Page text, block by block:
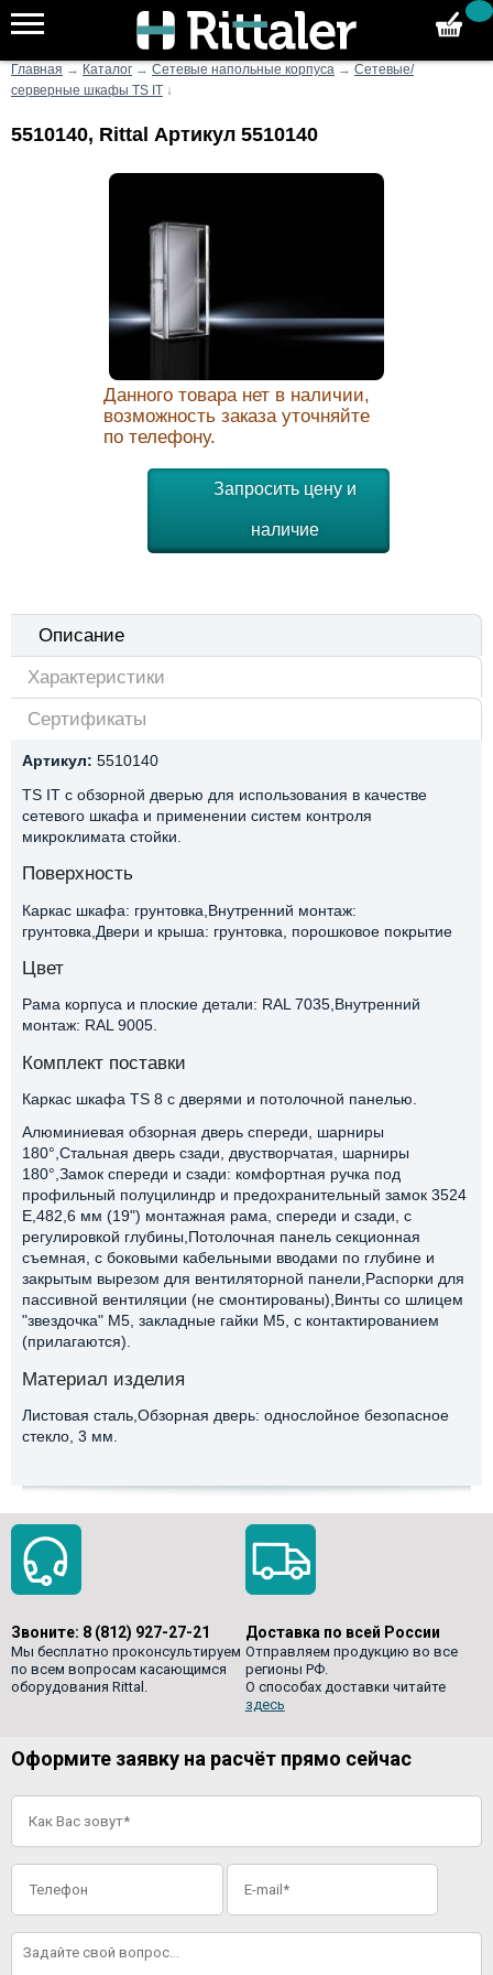
Главная → Каталог → Сетевые напольные корпуса → Сетевые/
серверные шкафы TS IT
↓
5510140, Rittal Артикул 5510140
Данного товара нет в наличии,
возможность заказа уточняйте
по телефону.
Запросить цену и
наличие
Описание
Характеристики
Сертификаты
Артикул: 5510140
TS IT с обзорной дверью для использования в качестве
сетевого шкафа и применении систем контроля
микроклимата стойки.
Поверхность
Каркас шкафа: грунтовка,Внутренний монтаж:
грунтовка,Двери и крыша: грунтовка, порошковое покрытие
Цвет
Рама корпуса и плоские детали: RAL 7035,Внутренний
монтаж: RAL 9005.
Комплект поставки
Каркас шкафа TS 8 с дверями и потолочной панелью.
Алюминиевая обзорная дверь спереди, шарниры
180°,Стальная дверь сзади, двустворчатая, шарниры
180°,Замок спереди и сзади: комфортная ручка под
профильный полуцилиндр и предохранительный замок 3524
E,482,6 мм (19") монтажная рама, спереди и сзади, с
регулировкой глубины,Потолочная панель секционная
съемная, с боковыми кабельными вводами по глубине и
закрытым вырезом для вентиляторной панели,Распорки для
пассивной вентиляции (не смонтированы),Винты со шлицем
"звездочка" М5, закладные гайки M5, с контактированием
(прилагаются).
Материал изделия
Листовая сталь,Обзорная дверь: однослойное безопасное
стекло, 3 мм.
Звоните: 8 (812) 927-27-21
Мы бесплатно проконсультируем
по всем вопросам касающимся
оборудования Rittal.
Доставка по всей России
Отправляем продукцию во все
регионы РФ.
О способах доставки читайте
здесь
Оформите заявку на расчёт прямо сейчас